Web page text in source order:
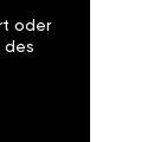
oder
des